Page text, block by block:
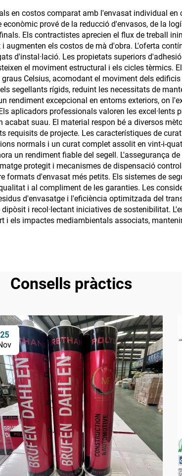
poliuretà
en claraboïgues
caixa, goma
parabrisa del
en costos comparat amb l'envasat individual
prové de la reducció d'envasos, de la
Els contractistes aprecien el flux de treball
els costos de mà d'obra. L'oferta
d'instal·lació. Les propietats superiors
el moviment estructural i els cicles tèrmics.
Celsius, acomodant el moviment dels
segellants rígids, reduint les necessitats de
rendiment excepcional en entorns exteriors, on
aplicadors professionals valoren les
suau. El material respon bé a diversos
de projecte. Les característiques de
normals i un curat complet assolit en vint-i-
un rendiment fiable del segell. L'assegurança
protegit i mecanismes de dispensació
d'envasat més petits. Els sistemes de
i al compliment de les garanties. Les
d'envasatge i l'eficiència optimitzada del
i recol·lectant iniciatives de sostenibilitat.
i els impactes mediambientals associats,
Consells pràctics
25